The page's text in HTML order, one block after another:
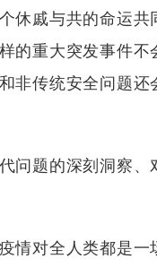
休戚与共的命运共
的重大突发事件不
非传统安全问题还
题的深刻洞察、
对全人类都是一